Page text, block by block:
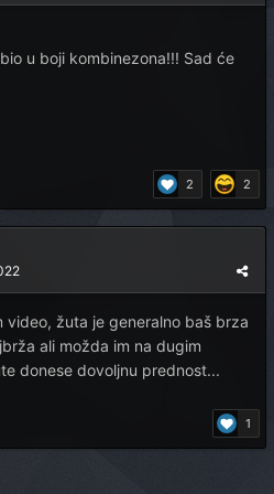
u boji kombinezona!!! Sad će
2 2
video, žuta je generalno baš brza
ali možda im na dugim
donese dovoljnu prednost...
1